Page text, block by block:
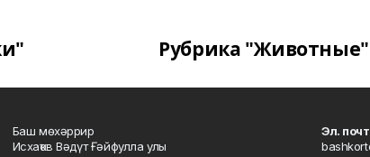
Рубрика "Животные"
Баш мөхәррир
Исхаҡов Вәдүт Ғәйфулла улы
Эл.